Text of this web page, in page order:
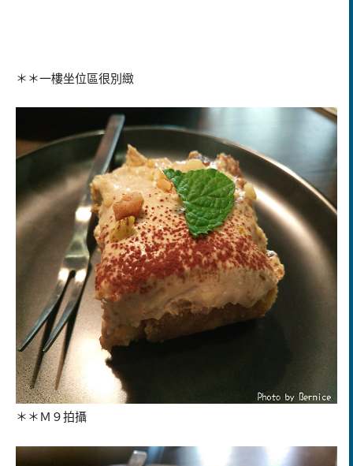
＊＊一樓坐位區很別緻
＊＊ Ｍ９拍攝